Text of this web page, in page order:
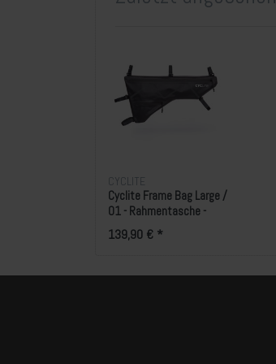
CYCLITE
Cyclite Frame Bag Large /
01 - Rahmentasche -
Black
139,90 € *